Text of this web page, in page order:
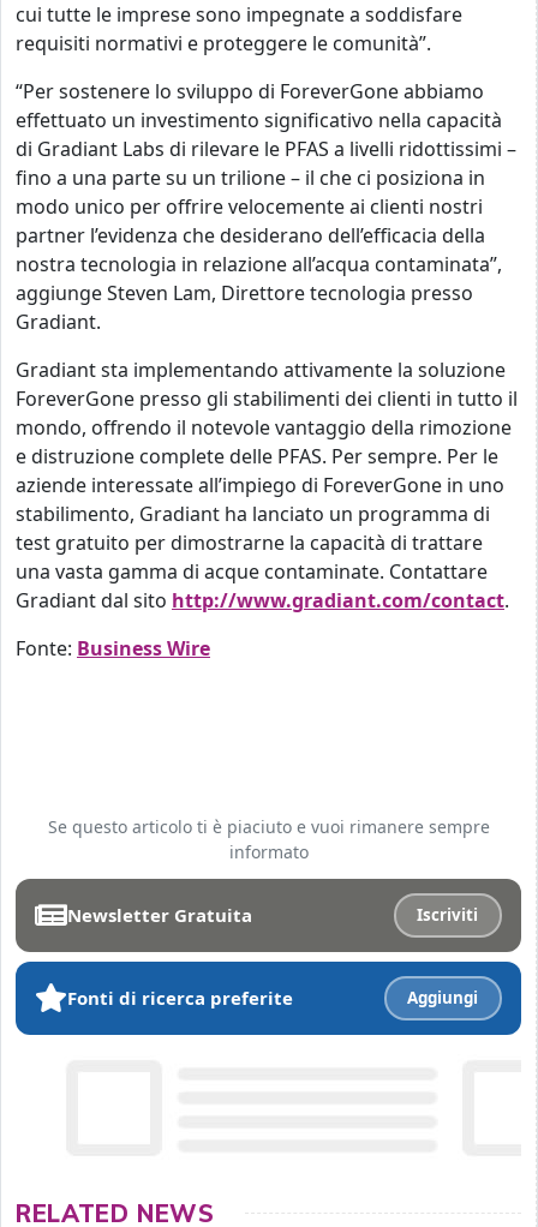
cui tutte le imprese sono impegnate a soddisfare
requisiti normativi e proteggere le comunità”.
“Per sostenere lo sviluppo di ForeverGone abbiamo
effettuato un investimento significativo nella capacità
di Gradiant Labs di rilevare le PFAS a livelli ridottissimi –
fino a una parte su un trilione – il che ci posiziona in
modo unico per offrire velocemente ai clienti nostri
partner l’evidenza che desiderano dell’efficacia della
nostra tecnologia in relazione all’acqua contaminata”,
aggiunge Steven Lam, Direttore tecnologia presso
Gradiant.
Gradiant sta implementando attivamente la soluzione
ForeverGone presso gli stabilimenti dei clienti in tutto il
mondo, offrendo il notevole vantaggio della rimozione
e distruzione complete delle PFAS. Per sempre. Per le
aziende interessate all’impiego di ForeverGone in uno
stabilimento, Gradiant ha lanciato un programma di
test gratuito per dimostrarne la capacità di trattare
una vasta gamma di acque contaminate. Contattare
Gradiant dal sito http://www.gradiant.com/contact.
Fonte: Business Wire
Se questo articolo ti è piaciuto e vuoi rimanere sempre
informato
Newsletter Gratuita Iscriviti
Fonti di ricerca preferite Aggiungi
RELATED NEWS